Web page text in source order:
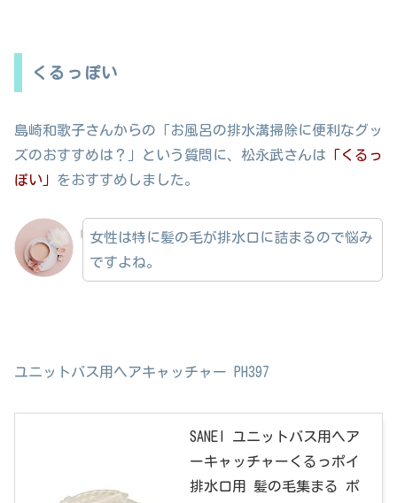
くるっぽい
島崎和歌子さんからの「お風呂の排水溝掃除に便利なグッ
ズのおすすめは？」という質問に、松永武さんは 「くるっ
ぽい」 をおすすめしました。
女性は特に髪の毛が排水口に詰まるので悩み
ですよね。
ユニットバス用ヘアキャッチャー PH397
SANEI ユニットバス用ヘア
ーキャッチャーくるっポイ
排水口用 髪の毛集まる ポ